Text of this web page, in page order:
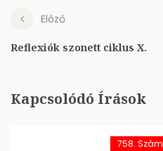
Előző
Reflexiók szonett ciklus X.
Kapcsolódó Írások
758. Szám